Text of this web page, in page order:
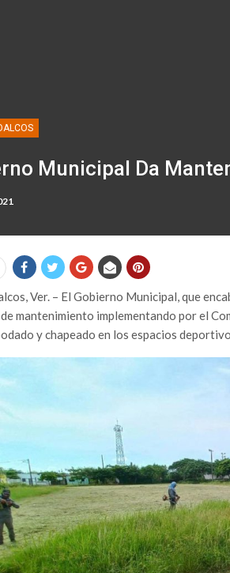
Municipal Da
Ver. – El Gobierno Municipal, que
mantenimiento implementando por el
y chapeado en los espacios